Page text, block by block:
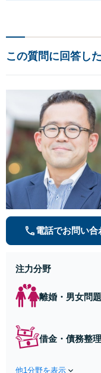
この質問に回答し
電話でお問い合
注力分野
離婚・男女問題
借金・債務整理
他1分野を表示